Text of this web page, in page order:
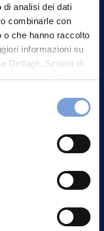
di analisi dei dati
combinarle con
o che hanno raccolto
informazioni su
Dettagli. Scopra di
e come trattiamo i
"Informativa